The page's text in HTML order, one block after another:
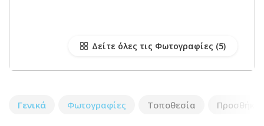
Δείτε όλες τις Φωτογραφίες
Γενικά Φωτογραφίες Τοποθεσία Προσθήκη